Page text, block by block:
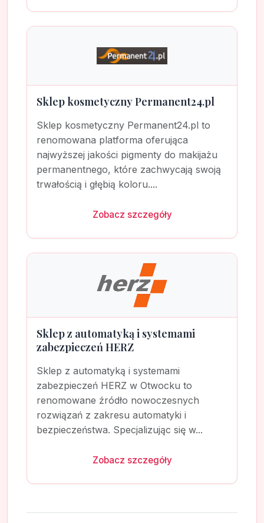
Sklep kosmetyczny Permanent24.pl
Sklep kosmetyczny Permanent24.pl to
renomowana platforma oferująca
najwyższej jakości pigmenty do makijażu
permanentnego, które zachwycają swoją
trwałością i głębią koloru....
Zobacz szczegóły
Sklep z automatyką i systemami
zabezpieczeń HERZ
Sklep z automatyką i systemami
zabezpieczeń HERZ w Otwocku to
renomowane źródło nowoczesnych
rozwiązań z zakresu automatyki i
bezpieczeństwa. Specjalizując się w...
Zobacz szczegóły